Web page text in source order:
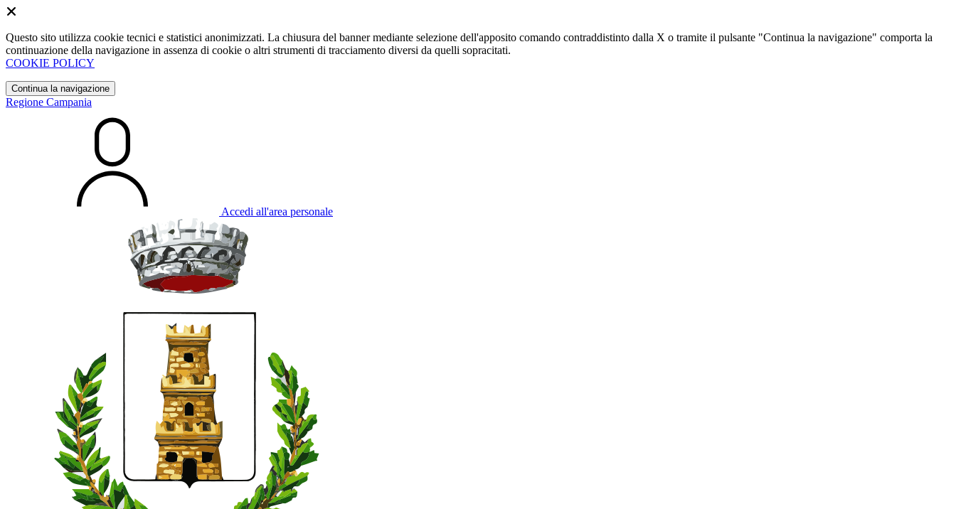
Questo sito utilizza cookie tecnici e statistici anonimizzati. La chiusura del banner mediante selezione dell'apposito comando contraddistinto dalla X o tramite il pulsante "Continua la navigazione" comporta la
continuazione della navigazione in assenza di cookie o altri strumenti di tracciamento diversi da quelli sopracitati.
COOKIE POLICY
Continua la navigazione
Regione Campania
Accedi all'area personale